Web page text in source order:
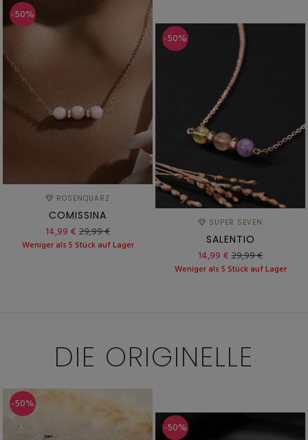
-50%
ROSENQUARZ
COMISSINA
14,99 € 29,99 €
Weniger als 5 Stück auf Lager
-50%
SUPER SEVEN
SALENTIO
14,99 € 29,99 €
Weniger als 5 Stück auf Lager
DIE ORIGINELLE
-50%
-50%